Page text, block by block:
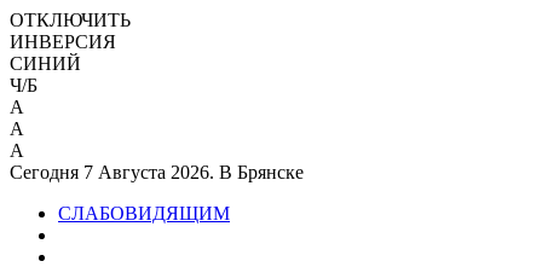
ОТКЛЮЧИТЬ
ИНВЕРСИЯ
СИНИЙ
Ч/Б
A
A
A
Сегодня 7 Августа 2026. В Брянске
СЛАБОВИДЯЩИМ